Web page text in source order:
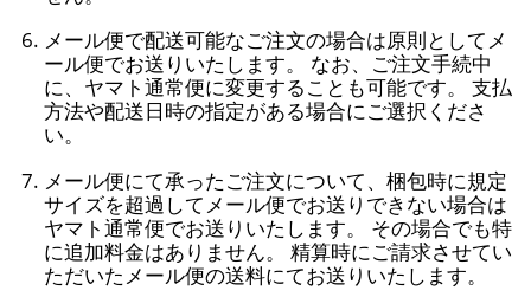
メール便で配送可能なご注文の場合は原則としてメ
ール便でお送りいたします。 なお、ご注文手続中
に、ヤマト通常便に変更することも可能です。 支払
方法や配送日時の指定がある場合にご選択くださ
い。
メール便にて承ったご注文について、梱包時に規定
サイズを超過してメール便でお送りできない場合は
ヤマト通常便でお送りいたします。 その場合でも特
に追加料金はありません。 精算時にご請求させてい
ただいたメール便の送料にてお送りいたします。